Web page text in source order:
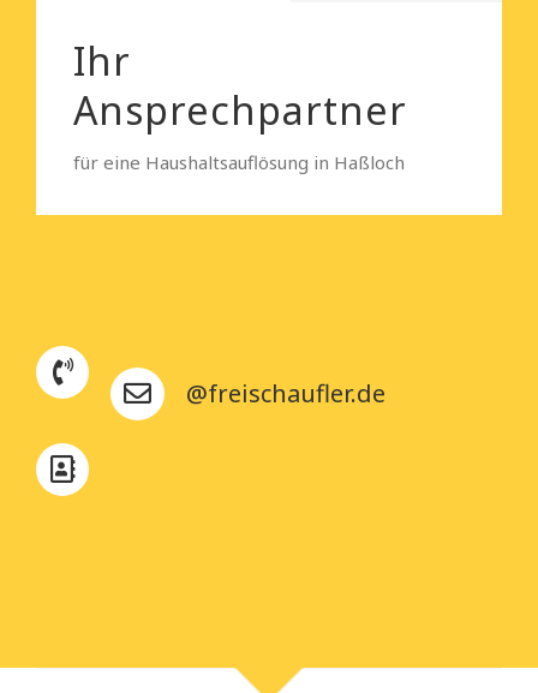
Ihr
Ansprechpartner
für eine Haushaltsauflösung in Haßloch
@freischaufler.de